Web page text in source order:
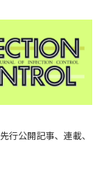
行公開記事、連載、